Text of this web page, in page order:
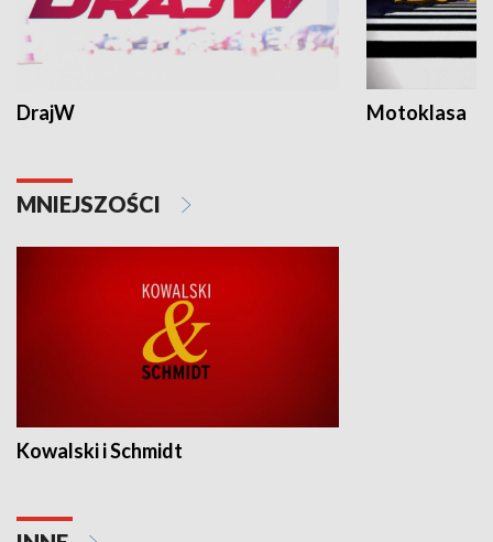
DrajW Motoklasa
MNIEJSZOŚCI
Kowalski i Schmidt